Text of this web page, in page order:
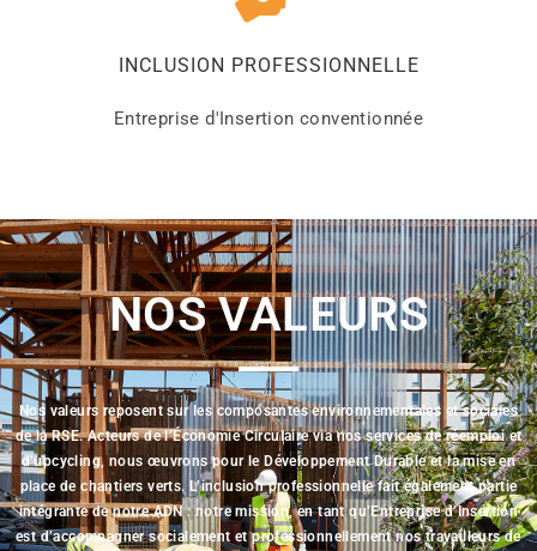
INCLUSION PROFESSIONNELLE
Entreprise d'Insertion conventionnée
NOS VALEURS
Nos valeurs reposent sur les composantes environnementales et sociales
de la RSE. Acteurs de l’Économie Circulaire via nos services de réemploi et
d’upcycling, nous œuvrons pour le Développement Durable et la mise en
place de chantiers verts. L’inclusion professionnelle fait également partie
intégrante de notre ADN : notre mission, en tant qu’Entreprise d’Insertion
est d’accompagner socialement et professionnellement nos travailleurs de